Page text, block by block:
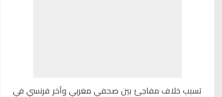
تسبب خلاف مفاجئ بين صحفي مغربي وآخر فرنسي في